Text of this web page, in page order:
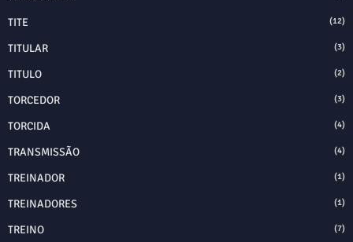
TITE (12)
TITULAR (3)
TITULO (2)
TORCEDOR (3)
TORCIDA (4)
TRANSMISSÃO (4)
TREINADOR (1)
TREINADORES (1)
TREINO (7)